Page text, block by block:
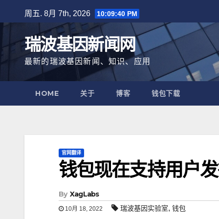
至
周五. 8月 7th, 2026 10:09:41 PM
瑞波基因新闻网
最新的瑞波基因新闻、知识、应用
HOME 关于 博客 钱包下载
官网翻译
钱包现在支持用户
By XagLabs
10月 18, 2022 瑞波基因实验室, 钱包